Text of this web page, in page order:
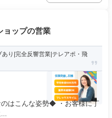
ョップの営業
あり|完全反響営業|テレアポ・飛
はこんな姿勢◆ ・お客様に丁